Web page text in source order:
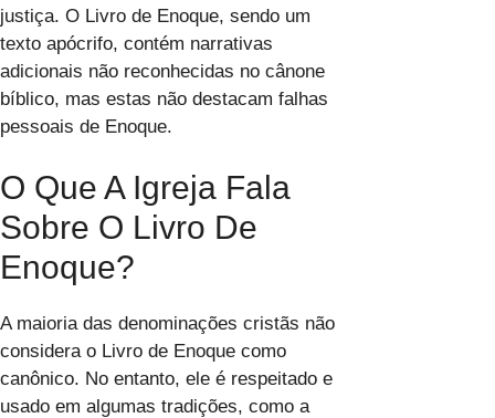
justiça. O Livro de Enoque, sendo um
texto apócrifo, contém narrativas
adicionais não reconhecidas no cânone
bíblico, mas estas não destacam falhas
pessoais de Enoque.
O Que A Igreja Fala
Sobre O Livro De
Enoque?
A maioria das denominações cristãs não
considera o Livro de Enoque como
canônico. No entanto, ele é respeitado e
usado em algumas tradições, como a